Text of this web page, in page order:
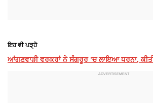
ਇਹ ਵੀ ਪੜ੍ਹੋ
ਆਂਗਣਵਾੜੀ ਵਰਕਰਾਂ ਨੇ ਸੰਗਰੂਰ ’ਚ ਲਾਇਆ ਧਰਨਾ,